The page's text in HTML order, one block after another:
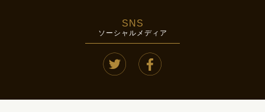
SNS
ソーシャルメディア